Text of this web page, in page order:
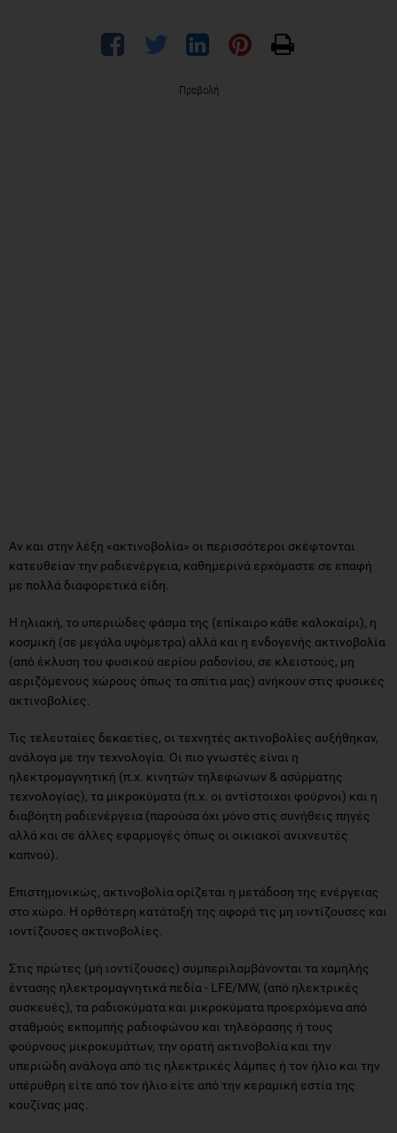
Προβολή
Αν και στην λέξη «ακτινοβολία» οι περισσότεροι σκέφτονται
κατευθείαν την ραδιενέργεια, καθημερινά ερχόμαστε σε επαφή
με πολλά διαφορετικά είδη.
Η ηλιακή, το υπεριώδες φάσμα της (επίκαιρο κάθε καλοκαίρι), η
κοσμική (σε μεγάλα υψόμετρα) αλλά και η ενδογενής ακτινοβολία
(από έκλυση του φυσικού αερίου ραδονίου, σε κλειστούς, μη
αεριζόμενους χώρους όπως τα σπίτια μας) ανήκουν στις φυσικές
ακτινοβολίες.
Τις τελευταίες δεκαετίες, οι τεχνητές ακτινοβολίες αυξήθηκαν,
ανάλογα με την τεχνολογία. Οι πιο γνωστές είναι η
ηλεκτρομαγνητική (π.χ. κινητών τηλεφώνων & ασύρματης
τεχνολογίας), τα μικροκύματα (π.χ. οι αντίστοιχοι φούρνοι) και η
διαβόητη ραδιενέργεια (παρούσα όχι μόνο στις συνήθεις πηγές
αλλά και σε άλλες εφαρμογές όπως οι οικιακοί ανιχνευτές
καπνού).
Επιστημονικώς, ακτινοβολία ορίζεται η μετάδοση της ενέργειας
στο χώρο. Η ορθότερη κατάταξή της αφορά τις μη ιοντίζουσες και
ιοντίζουσες ακτινοβολίες.
Στις πρώτες (μή ιοντίζουσες) συμπεριλαμβάνονται τα χαμηλής
έντασης ηλεκτρομαγνητικά πεδία - LFE/MW, (από ηλεκτρικές
συσκευές), τα ραδιοκύματα και μικροκύματα προερχόμενα από
σταθμούς εκπομπής ραδιοφώνου και τηλεόρασης ή τους
φούρνους μικροκυμάτων, την ορατή ακτινοβολία και την
υπεριώδη ανάλογα από τις ηλεκτρικές λάμπες ή τον ήλιο και την
υπέρυθρη είτε από τον ήλιο είτε από την κεραμική εστία της
κουζίνας μας.